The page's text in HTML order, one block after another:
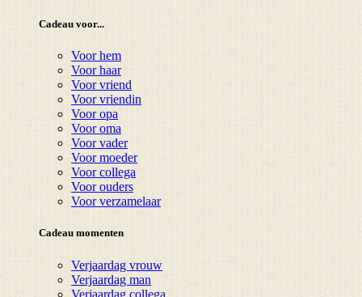
Cadeau voor...
Voor hem
Voor haar
Voor vriend
Voor vriendin
Voor opa
Voor oma
Voor vader
Voor moeder
Voor collega
Voor ouders
Voor verzamelaar
Cadeau momenten
Verjaardag vrouw
Verjaardag man
Verjaardag collega